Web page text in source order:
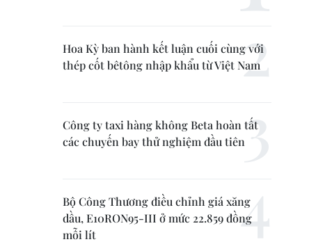
Hoa Kỳ ban hành kết luận cuối cùng với
thép cốt bêtông nhập khẩu từ Việt Nam
Công ty taxi hàng không Beta hoàn tất
các chuyến bay thử nghiệm đầu tiên
Bộ Công Thương điều chỉnh giá xăng
dầu, E10RON95-III ở mức 22.859 đồng
mỗi lít